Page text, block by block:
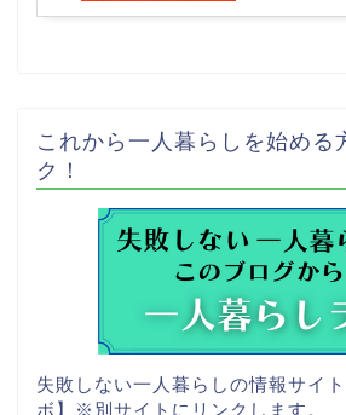
これから一人暮らしを始める
ク！
失敗しない一人暮らしの情報サイ
ボ】
※別サイトにリンクします。